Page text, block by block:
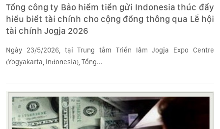
Tổng công ty Bảo hiểm tiền gửi Indonesia thúc đẩy
hiểu biết tài chính cho cộng đồng thông qua Lễ hội
tài chính Jogja 2026
Ngày 23/5/2026, tại Trung tâm Triển lãm Jogja Expo Centre
(Yogyakarta, Indonesia), Tổng...